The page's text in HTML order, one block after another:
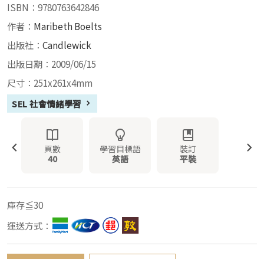
ISBN：9780763642846
作者： Maribeth Boelts
出版社： Candlewick
出版日期：2009/06/15
尺寸：251x261x4mm
SEL 社會情緒學習
頁數
40
學習目標語
英語
裝訂
平裝
庫存≦30
運送方式：